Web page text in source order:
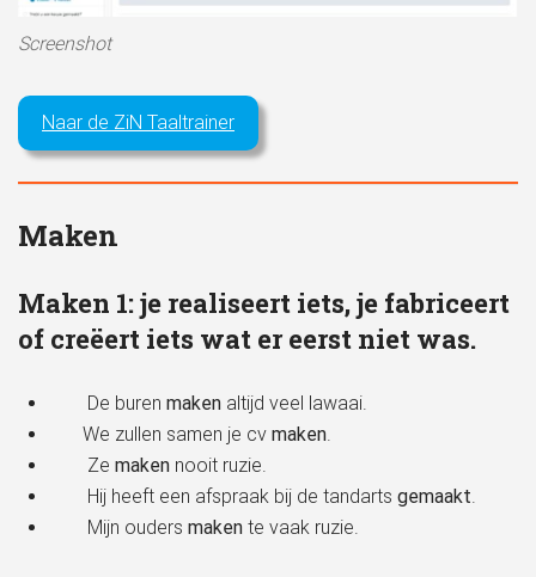
Screenshot
Naar de ZiN Taaltrainer
Maken
Maken 1: je realiseert iets, je fabriceert
of creëert iets wat er eerst niet was.
De buren maken altijd veel lawaai.
We zullen samen je cv maken.
Ze maken nooit ruzie.
Hij heeft een afspraak bij de tandarts gemaakt.
Mijn ouders maken te vaak ruzie.